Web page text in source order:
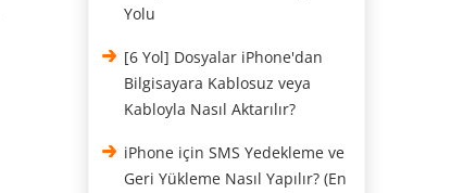
Yolu
[6 Yol] Dosyalar iPhone'dan
Bilgisayara Kablosuz veya
Kabloyla Nasıl Aktarılır?
iPhone için SMS Yedekleme ve
Geri Yükleme Nasıl Yapılır? (En